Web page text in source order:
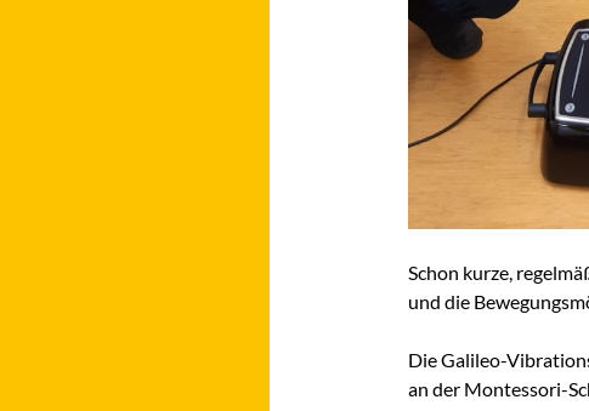
Schon kurze,
und die
Die Galileo-
an der Montessori-